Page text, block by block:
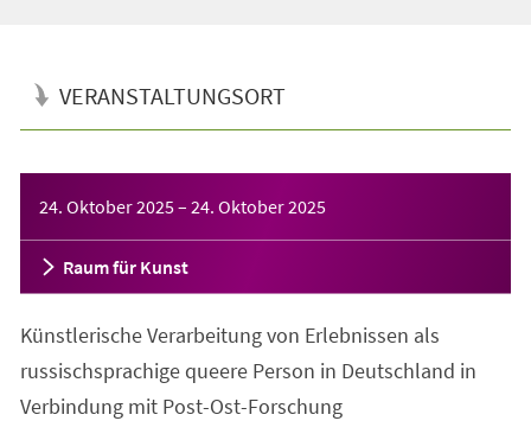
VERANSTALTUNGSORT
24. Oktober 2025– 24. Oktober 2025
Raum für Kunst
Künstlerische Verarbeitung von Erlebnissen als
russischsprachige queere Person in Deutschland in
Verbindung mit Post-Ost-Forschung